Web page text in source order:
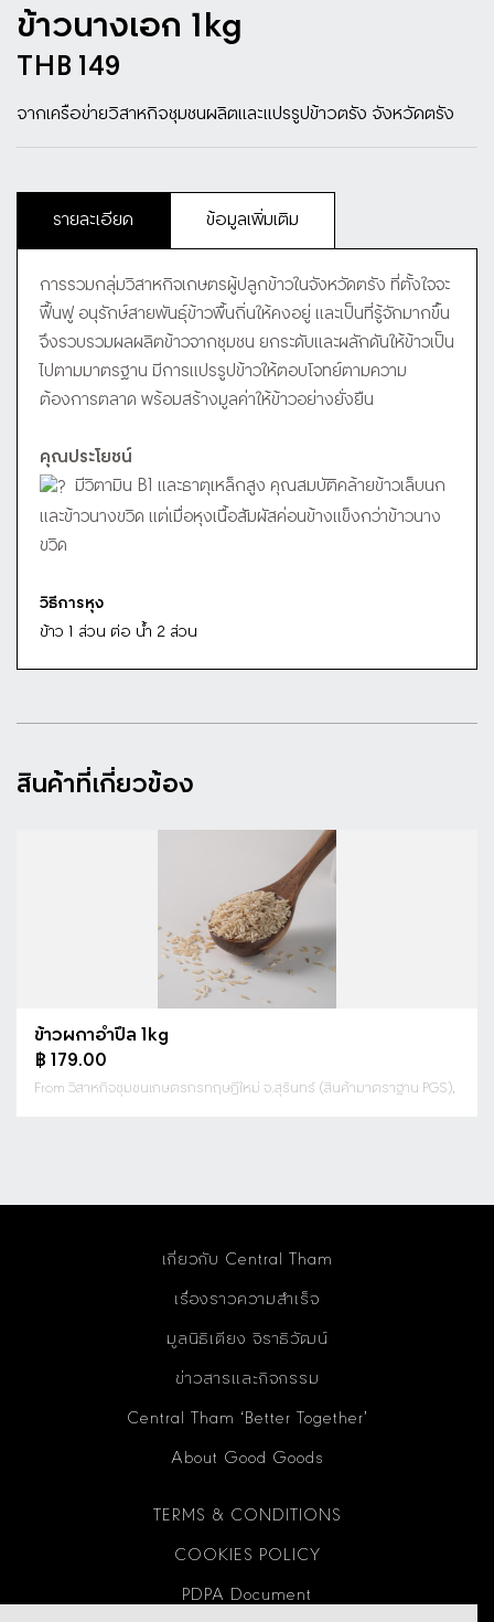
ข้าวนางเอก 1kg
THB 149
จากเครือข่ายวิสาหกิจชุมชนผลิตและแปรรูปข้าวตรัง จังหวัดตรัง
รายละเอียด ข้อมูลเพิ่มเติม
การรวมกลุ่มวิสาหกิจเกษตรผู้ปลูกข้าวในจังหวัดตรัง ที่ตั้งใจจะ
ฟื้นฟู อนุรักษ์สายพันธุ์ข้าวพื้นถิ่นให้คงอยู่ และเป็นที่รู้จักมากขึ้น
จึงรวบรวมผลผลิตข้าวจากชุมชน ยกระดับและผลักดันให้ข้าวเป็น
ไปตามมาตรฐาน มีการแปรรูปข้าวให้ตอบโจทย์ตามความ
ต้องการตลาด พร้อมสร้างมูลค่าให้ข้าวอย่างยั่งยืน
คุณประโยชน์
มีวิตามิน B1 และธาตุเหล็กสูง คุณสมบัติคล้ายข้าวเล็บนก
และข้าวนางขวิด แต่เมื่อหุงเนื้อสัมผัสค่อนข้างแข็งกว่าข้าวนาง
ขวิด
วิธีการหุง
ข้าว 1 ส่วน ต่อ น้ำ 2 ส่วน
สินค้าที่เกี่ยวข้อง
ข้าวผกาอำปึล 1kg
฿ 179.00
From วิสาหกิจชุมชนเกษตรกรทฤษฎีใหม่ จ.สุรินทร์ (สินค้ามาตราฐาน PGS),
เกี่ยวกับ Central Tham
เรื่องราวความสำเร็จ
มูลนิธิเตียง จิราธิวัฒน์
ข่าวสารและกิจกรรม
Central Tham ‘Better Together’
About Good Goods
TERMS & CONDITIONS
COOKIES POLICY
PDPA Document